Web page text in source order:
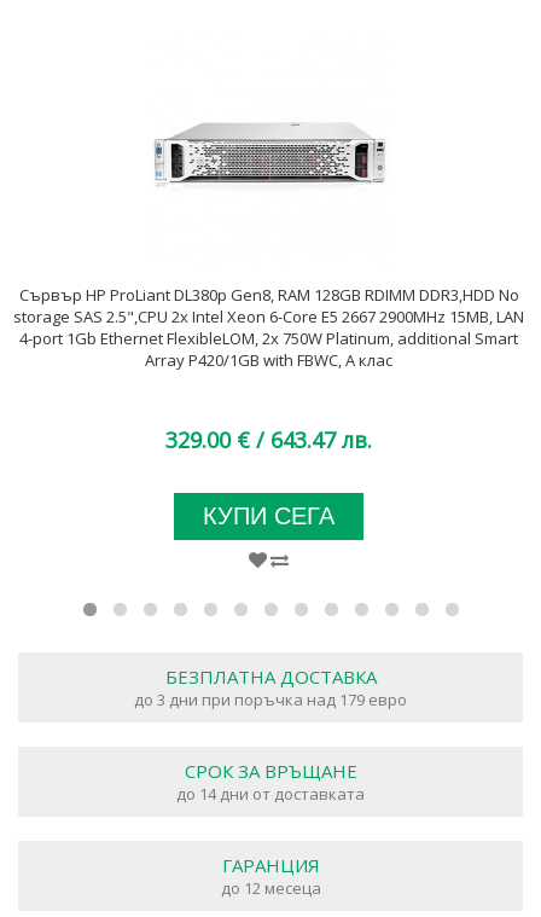
Сървър HP ProLiant DL380p Gen8, RAM 128GB RDIMM DDR3,HDD No
storage SAS 2.5",CPU 2x Intel Xeon 6-Core E5 2667 2900MHz 15MB, LAN
4-port 1Gb Ethernet FlexibleLOM, 2x 750W Platinum, additional Smart
Array P420/1GB with FBWC, A клас
329.00 € / 643.47 лв.
КУПИ СЕГА
БЕЗПЛАТНА ДОСТАВКА
до 3 дни при поръчка над 179 евро
СРОК ЗА ВРЪЩАНЕ
до 14 дни от доставката
ГАРАНЦИЯ
до 12 месеца